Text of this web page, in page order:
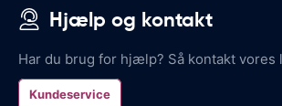
Hjælp og kontakt
Har du brug for hjælp? Så kontakt vores
Kundeservice